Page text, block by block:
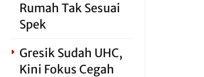
Rumah Tak Sesuai
Spek
Gresik Sudah UHC,
Kini Fokus Cegah